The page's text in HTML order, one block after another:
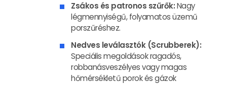
Zsákos és patronos szűrők:Nagy
légmennyiségű, folyamatos üzemű
porszűréshez.
Nedves leválasztók (Scrubberek):
Speciális megoldások ragadós,
robbanásveszélyes vagy magas
hőmérsékletű porok és gázok